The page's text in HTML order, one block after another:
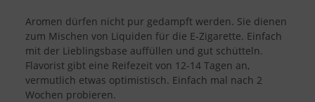
Aromen dürfen nicht pur gedampft werden. Sie dienen
zum Mischen von Liquiden für die E-Zigarette. Einfach
mit der Lieblingsbase auffüllen und gut schütteln.
Flavorist gibt eine Reifezeit von 12-14 Tagen an,
vermutlich etwas optimistisch. Einfach mal nach 2
Wochen probieren.